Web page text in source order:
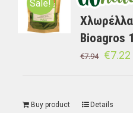
Sale!
Χλωρέλλα
Bioagros
€7.94 €7.22
Buy product Details